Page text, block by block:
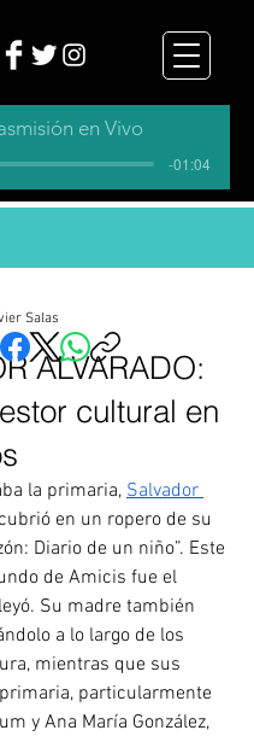
en Vivo
-01:04
ALVARADO:
cultural en
Salas
la primaria, Salvador
en un ropero de su
Diario de un niño”. Este
de Amicis fue el
Su madre también
a lo largo de los
mientras que sus
particularmente
y Ana María González,